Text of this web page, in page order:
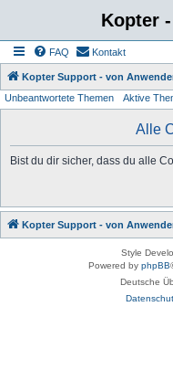
Kopter
FAQ Kontakt
Kopter Support - von
Unbeantwortete Themen Aktive
Alle
Bist du dir sicher, dass du alle
Kopter Support - von
Style
Powered by phpBB
Deutsche